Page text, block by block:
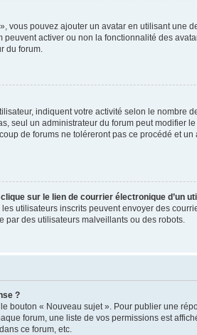
vous pouvez ajouter un avatar en utilisant
peuvent activer ou non la fonctionnalité des
du forum.
indiquent votre activité selon le
seul un administrateur du forum peut modifier
de forums ne toléreront pas ce procédé et
sur le lien de courrier électronique d’un
utilisateurs inscrits peuvent envoyer des
des utilisateurs malveillants ou des robots.
?
bouton « Nouveau sujet ». Pour publier une
forum, une liste de vos permissions est
ce forum, etc.